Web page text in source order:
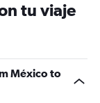
tu viaje
México to